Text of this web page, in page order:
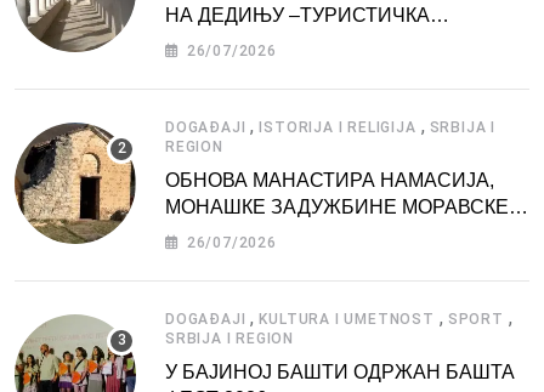
НА ДЕДИЊУ –ТУРИСТИЧКА
АТРАКЦИЈА
26/07/2026
DOGAĐAJI ,ISTORIJA I RELIGIJA , SRBIJA I
REGION
ОБНОВА МАНАСТИРА НАМАСИЈА,
МОНАШКЕ ЗАДУЖБИНЕ МОРАВСКЕ
СРБИЈЕ
26/07/2026
DOGAĐAJI ,KULTURA I UMETNOST , SPORT ,
SRBIJA I REGION
У БАЈИНОЈ БАШТИ ОДРЖАН БАШТА